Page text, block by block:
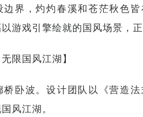
边界，灼灼春溪和苍茫秋色
游戏引擎绘就的国风场景，
限国风江湖】
桥卧波。设计团队以《营造
风江湖。